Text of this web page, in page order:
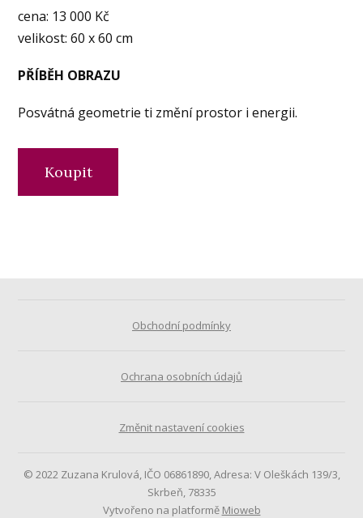
cena: 13 000 Kč
velikost: 60 x 60 cm
PŘÍBĚH OBRAZU
Posvátná geometrie ti změní prostor i energii.
Koupit
Obchodní podmínky
Ochrana osobních údajů
Změnit nastavení cookies
© 2022 Zuzana Krulová, IČO 06861890, Adresa: V Oleškách 139/3,
Skrbeň, 78335
Vytvořeno na platformě Mioweb